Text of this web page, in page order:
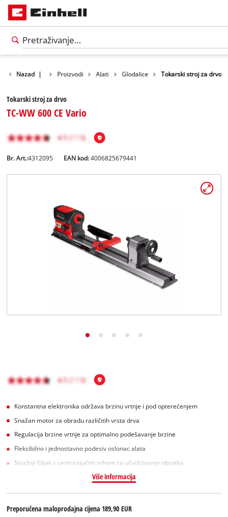
Hrvatski
Nazad | Proizvodi Alati Glodalice Tokarski stroj za drvo
Tokarski stroj za drvo
TC-WW 600 CE Vario
Br. Art.:4312095 EAN kod:4006825679441
Konstantna elektronika održava brzinu vrtnje i pod opterećenjem
Snažan motor za obradu različitih vrsta drva
Regulacija brzine vrtnje za optimalno podešavanje brzine
Fleksibilno i jednostavno podesiv oslonac alata
Stražnji šiljak s centrirajućim vrhom za učvršćivanje obratka
Više informacija
Preporučena maloprodajna cijena189,90 EUR